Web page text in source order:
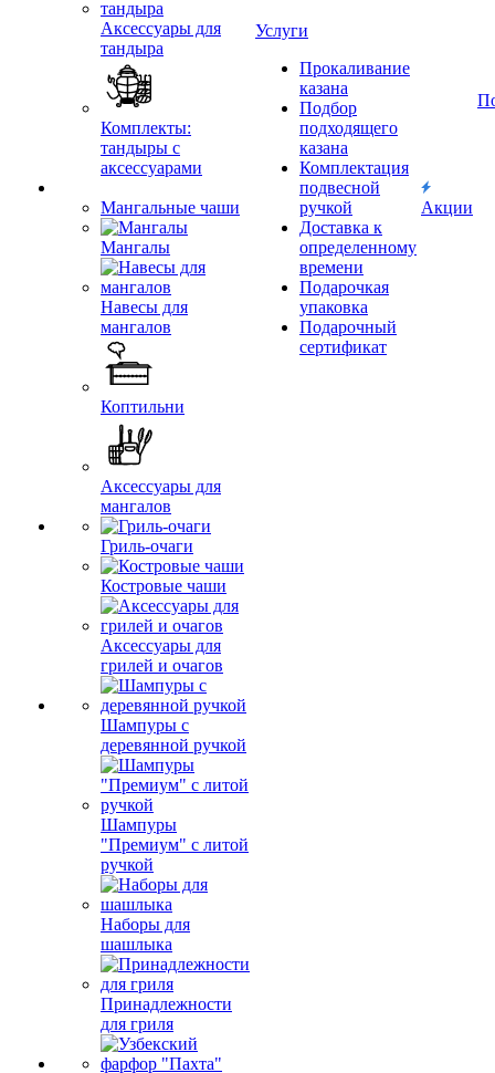
Аксессуары для
тандыра
Комплекты:
тандыры с
аксессуарами
Мангальные чаши
Мангалы
Навесы для
мангалов
Коптильни
Аксессуары для
мангалов
Гриль-очаги
Костровые чаши
Аксессуары для
грилей и очагов
Шампуры с
деревянной ручкой
Шампуры
"Премиум" с литой
ручкой
Наборы для
шашлыка
Принадлежности
для гриля
Услуги
Прокаливание
казана
Подбор
подходящего
казана
Комплектация
подвесной
ручкой
Доставка к
определенному
времени
Подарочкая
упаковка
Подарочный
сертификат
Акции